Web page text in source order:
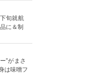
旬就航
に＆制
”がまさ
は味噌フ